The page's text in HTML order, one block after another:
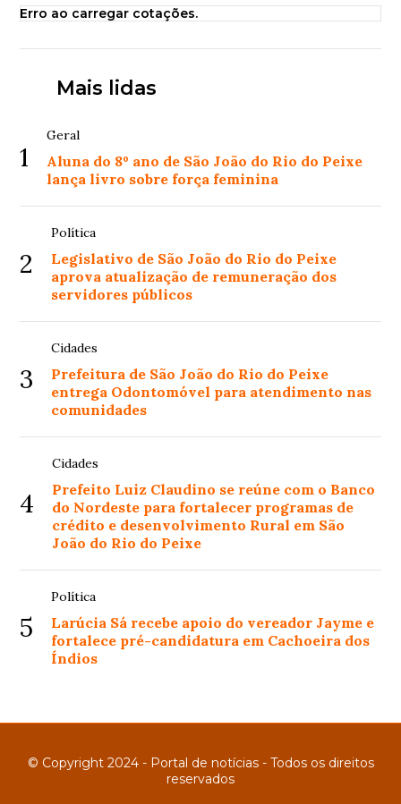
Erro ao carregar cotações.
Mais lidas
1
Geral
Aluna do 8º ano de São João do Rio do Peixe
lança livro sobre força feminina
2
Política
Legislativo de São João do Rio do Peixe
aprova atualização de remuneração dos
servidores públicos
3
Cidades
Prefeitura de São João do Rio do Peixe
entrega Odontomóvel para atendimento nas
comunidades
4
Cidades
Prefeito Luiz Claudino se reúne com o Banco
do Nordeste para fortalecer programas de
crédito e desenvolvimento Rural em São
João do Rio do Peixe
5
Política
Larúcia Sá recebe apoio do vereador Jayme e
fortalece pré-candidatura em Cachoeira dos
Índios
© Copyright 2024 - Portal de notícias - Todos os direitos
reservados